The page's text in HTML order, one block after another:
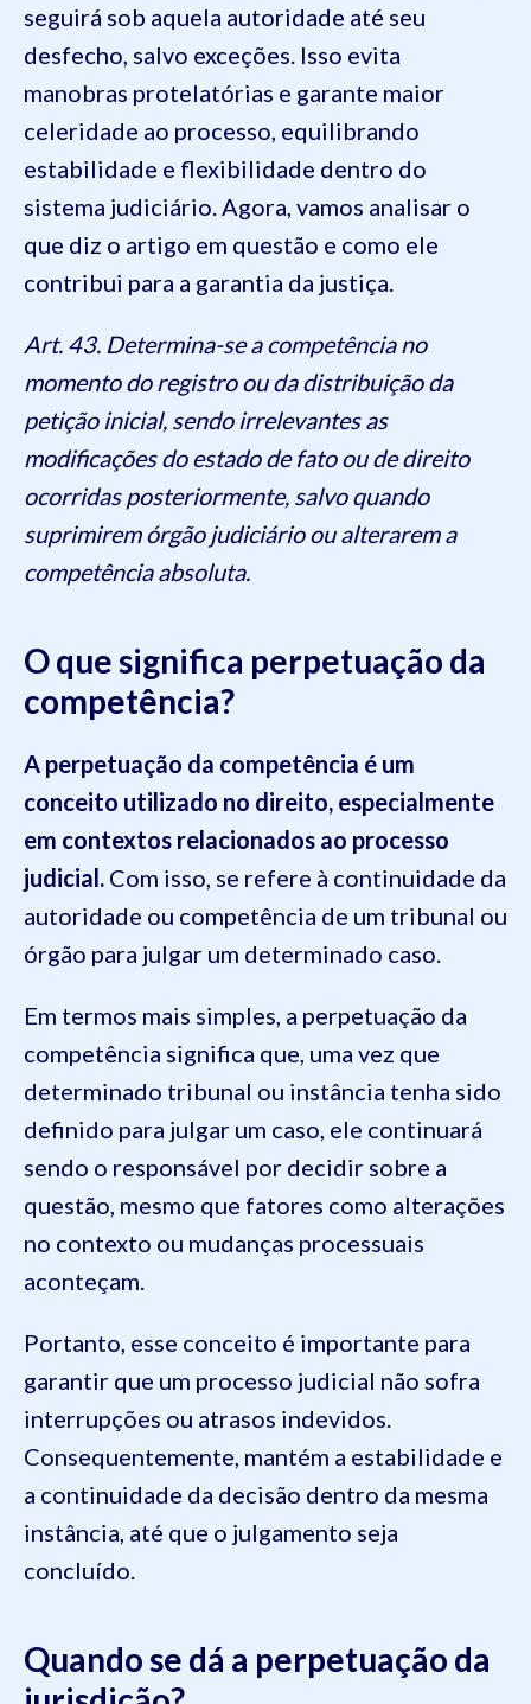
seguirá sob aquela autoridade até seu
desfecho, salvo exceções. Isso evita
manobras protelatórias e garante maior
celeridade ao processo, equilibrando
estabilidade e flexibilidade dentro do
sistema judiciário. Agora, vamos analisar o
que diz o artigo em questão e como ele
contribui para a garantia da justiça.
Art. 43. Determina-se a competência no
momento do registro ou da distribuição da
petição inicial, sendo irrelevantes as
modificações do estado de fato ou de direito
ocorridas posteriormente, salvo quando
suprimirem órgão judiciário ou alterarem a
competência absoluta.
O que significa perpetuação da
competência?
A perpetuação da competência é um
conceito utilizado no direito, especialmente
em contextos relacionados ao processo
judicial. Com isso, se refere à continuidade da
autoridade ou competência de um tribunal ou
órgão para julgar um determinado caso.
Em termos mais simples, a perpetuação da
competência significa que, uma vez que
determinado tribunal ou instância tenha sido
definido para julgar um caso, ele continuará
sendo o responsável por decidir sobre a
questão, mesmo que fatores como alterações
no contexto ou mudanças processuais
aconteçam.
Portanto, esse conceito é importante para
garantir que um processo judicial não sofra
interrupções ou atrasos indevidos.
Consequentemente, mantém a estabilidade e
a continuidade da decisão dentro da mesma
instância, até que o julgamento seja
concluído.
Quando se dá a perpetuação da